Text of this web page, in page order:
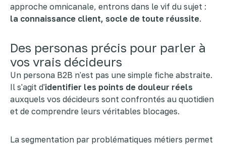
approche omnicanale, entrons dans le vif du sujet :
la connaissance client, socle de toute réussite.
Des personas précis pour parler à
vos vrais décideurs
Un persona B2B n'est pas une simple fiche abstraite.
Il s'agit d'identifier les points de douleur réels
auxquels vos décideurs sont confrontés au quotidien
et de comprendre leurs véritables blocages.
La segmentation par problématiques métiers permet